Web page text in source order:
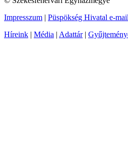
Impresszum | Püspökség Hivatal e-
Híreink | Média | Adattár|